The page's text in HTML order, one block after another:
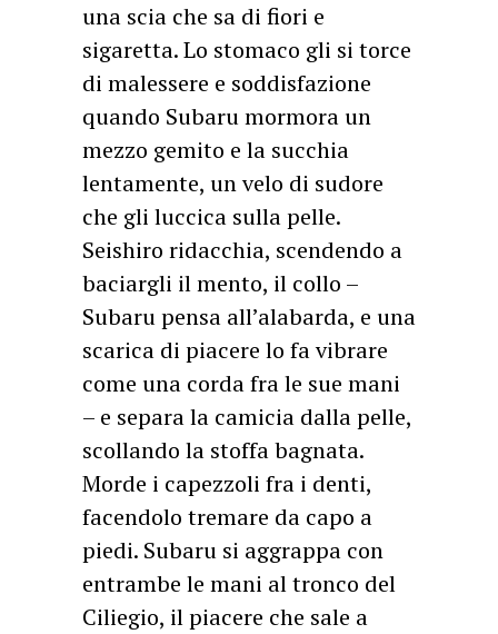
una scia che sa di fiori e
sigaretta. Lo stomaco gli si torce
di malessere e soddisfazione
quando Subaru mormora un
mezzo gemito e la succhia
lentamente, un velo di sudore
che gli luccica sulla pelle.
Seishiro ridacchia, scendendo a
baciargli il mento, il collo –
Subaru pensa all’alabarda, e una
scarica di piacere lo fa vibrare
come una corda fra le sue mani
– e separa la camicia dalla pelle,
scollando la stoffa bagnata.
Morde i capezzoli fra i denti,
facendolo tremare da capo a
piedi. Subaru si aggrappa con
entrambe le mani al tronco del
Ciliegio, il piacere che sale a